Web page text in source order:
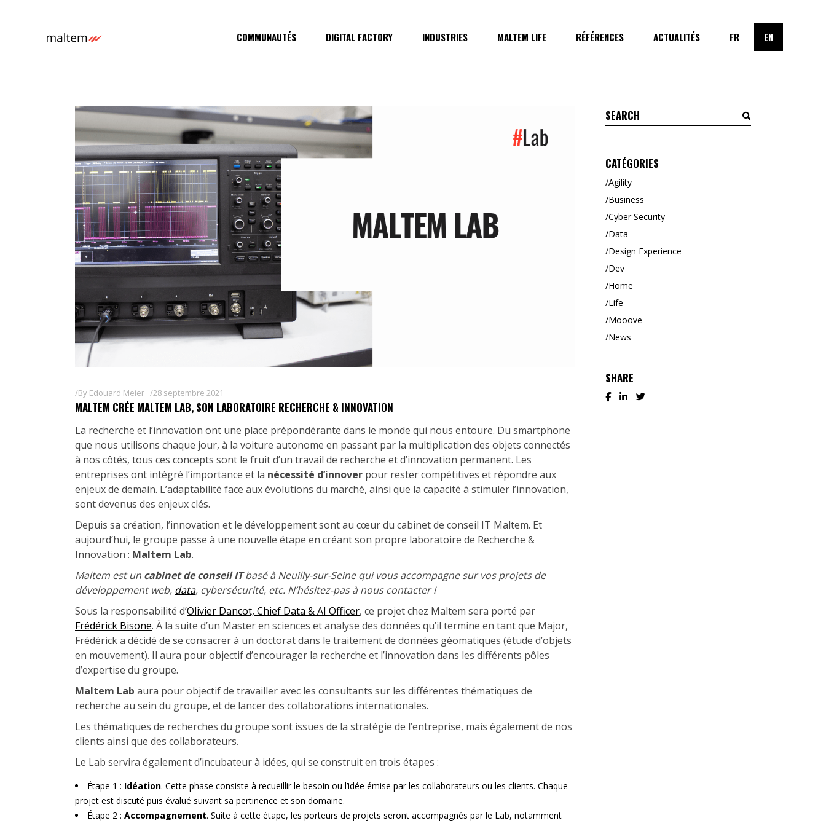
COMMUNAUTÉS DIGITAL FACTORY INDUSTRIES MALTEM LIFE RÉFÉRENCES ACTUALITÉS FR EN
By Edouard Meier 28 septembre 2021
MALTEM CRÉE MALTEM LAB, SON LABORATOIRE RECHERCHE & INNOVATION
La recherche et l’innovation ont une place prépondérante dans le monde qui nous entoure. Du smartphone
que nous utilisons chaque jour, à la voiture autonome en passant par la multiplication des objets connectés
à nos côtés, tous ces concepts sont le fruit d’un travail de recherche et d’innovation permanent. Les
entreprises ont intégré l’importance et la nécessité d’innover pour rester compétitives et répondre aux
enjeux de demain. L’adaptabilité face aux évolutions du marché, ainsi que la capacité à stimuler l’innovation,
sont devenus des enjeux clés.
Depuis sa création, l’innovation et le développement sont au cœur du cabinet de conseil IT Maltem. Et
aujourd’hui, le groupe passe à une nouvelle étape en créant son propre laboratoire de Recherche &
Innovation : Maltem Lab.
Maltem est un cabinet de conseil ITbasé à Neuilly-sur-Seine qui vous accompagne sur vos projets de
développement web, data, cybersécurité, etc. N’hésitez-pas à nous contacter !
Sous la responsabilité d’Olivier Dancot, Chief Data & AI Officer, ce projet chez Maltem sera porté par
Frédérick Bisone. À la suite d’un Master en sciences et analyse des données qu’il termine en tant que Major,
Frédérick a décidé de se consacrer à un doctorat dans le traitement de données géomatiques (étude d’objets
en mouvement). Il aura pour objectif d’encourager la recherche et l’innovation dans les différents pôles
d’expertise du groupe.
Maltem Lab aura pour objectif de travailler avec les consultants sur les différentes thématiques de
recherche au sein du groupe, et de lancer des collaborations internationales.
Les thématiques de recherches du groupe sont issues de la stratégie de l’entreprise, mais également de nos
clients ainsi que des collaborateurs.
Le Lab servira également d’incubateur à idées, qui se construit en trois étapes :
Étape 1 : Idéation. Cette phase consiste à recueillir le besoin ou l’idée émise par les collaborateurs ou les clients. Chaque
projet est discuté puis évalué suivant sa pertinence et son domaine.
Étape 2 : Accompagnement. Suite à cette étape, les porteurs de projets seront accompagnés par le Lab, notamment
Search
for:
CATÉGORIES
Agility
Business
Cyber Security
Data
Design Experience
Dev
Home
Life
Mooove
News
SHARE